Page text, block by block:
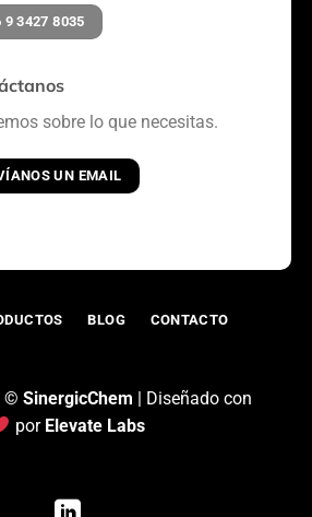
9 3427 8035
sobre lo que necesitas.
UN EMAIL
BLOG CONTACTO
©SinergicChem | Diseñado con
por Elevate Labs